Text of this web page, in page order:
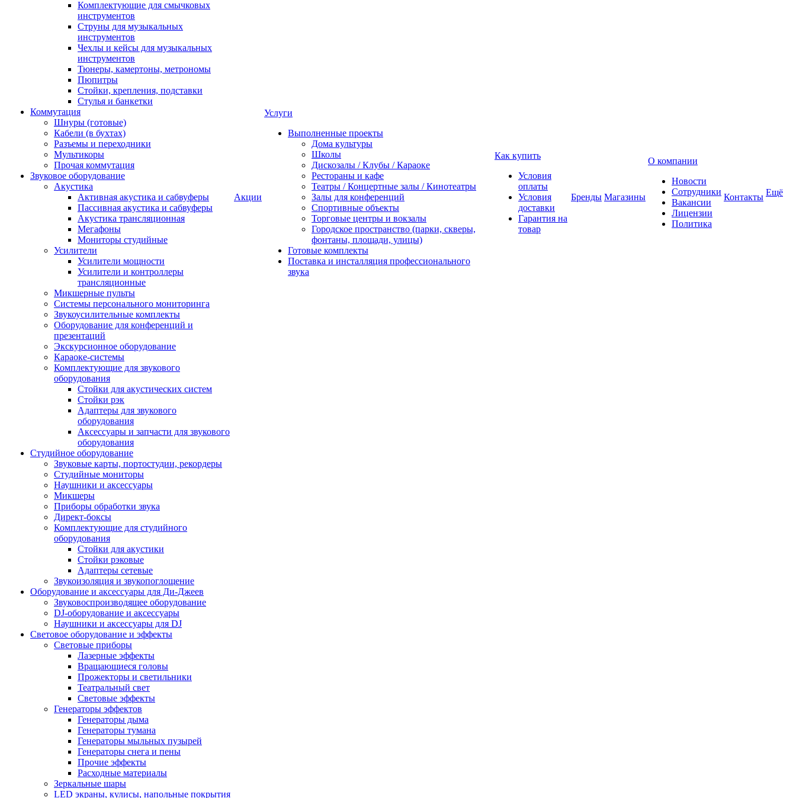
Комплектующие для смычковых
инструментов
Струны для музыкальных
инструментов
Чехлы и кейсы для музыкальных
инструментов
Тюнеры, камертоны, метрономы
Пюпитры
Стойки, крепления, подставки
Стулья и банкетки
Коммутация
Шнуры (готовые)
Кабели (в бухтах)
Разъемы и переходники
Мультикоры
Прочая коммутация
Звуковое оборудование
Акустика
Активная акустика и сабвуферы
Пассивная акустика и сабвуферы
Акустика трансляционная
Мегафоны
Мониторы студийные
Усилители
Усилители мощности
Усилители и контроллеры
трансляционные
Микшерные пульты
Системы персонального мониторинга
Звукоусилительные комплекты
Оборудование для конференций и
презентаций
Экскурсионное оборудование
Караоке-системы
Комплектующие для звукового
оборудования
Стойки для акустических систем
Стойки рэк
Адаптеры для звукового
оборудования
Аксессуары и запчасти для звукового
оборудования
Студийное оборудование
Звуковые карты, портостудии, рекордеры
Студийные мониторы
Наушники и аксессуары
Микшеры
Приборы обработки звука
Директ-боксы
Комплектующие для студийного
оборудования
Стойки для акустики
Стойки рэковые
Адаптеры сетевые
Звукоизоляция и звукопоглощение
Оборудование и аксессуары для Ди-Джеев
Звуковоспроизводящее оборудование
DJ-оборудование и аксессуары
Наушники и аксессуары для DJ
Световое оборудование и эффекты
Световые приборы
Лазерные эффекты
Вращающиеся головы
Прожекторы и светильники
Театральный свет
Световые эффекты
Генераторы эффектов
Генераторы дыма
Генераторы тумана
Генераторы мыльных пузырей
Генераторы снега и пены
Прочие эффекты
Расходные материалы
Зеркальные шары
LED экраны, кулисы, напольные покрытия
Акции
Услуги
Выполненные проекты
Дома культуры
Школы
Дискозалы / Клубы / Караоке
Рестораны и кафе
Театры / Концертные залы / Кинотеатры
Залы для конференций
Спортивные объекты
Торговые центры и вокзалы
Городское пространство (парки, скверы,
фонтаны, площади, улицы)
Готовые комплекты
Поставка и инсталляция профессионального
звука
Как купить
Условия
оплаты
Условия
доставки
Гарантия на
товар
Бренды Магазины
О компании
Новости
Сотрудники
Вакансии
Лицензии
Политика
Контакты Ещё